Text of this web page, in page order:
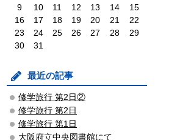
9
10 11 12 13 14
15
16
17 18 19 20 21
22
23
24 25 26 27 28
29
30
31
最近の記事
修学旅行 第2日②
修学旅行 第2日
修学旅行 第1日
大阪府立中央図書館にて